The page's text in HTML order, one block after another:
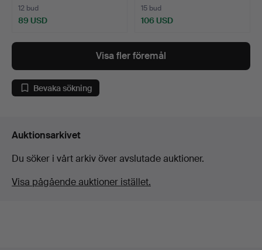
12 bud
89 USD
15 bud
106 USD
Visa fler föremål
Bevaka sökning
Auktionsarkivet
Du söker i vårt arkiv över avslutade auktioner.
Visa pågående auktioner istället.